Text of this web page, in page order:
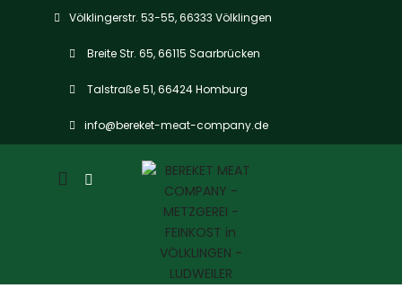
Völklingerstr. 53-55, 66333 Völklingen
Breite Str. 65, 66115 Saarbrücken
Talstraße 51, 66424 Homburg
info@bereket-meat-company.de
Mobile